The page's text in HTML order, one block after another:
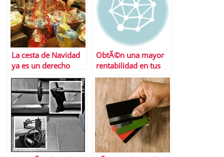
La cesta de Navidad
ya es un derecho
adquirido por los
trabajadores… en
ciertas empresas
ObtÃ©n una mayor
rentabilidad en tus
ahorros con los
roboadvisors